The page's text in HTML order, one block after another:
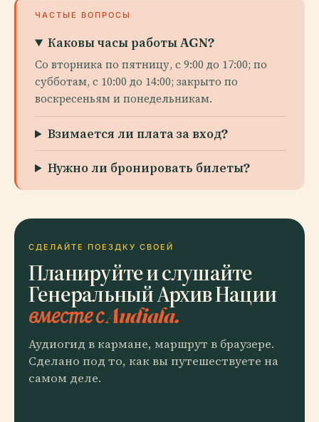
ЧАСТЫЕ ВОПРОСЫ
Каковы часы работы AGN?
Со вторника по пятницу, с 9:00 до 17:00; по
субботам, с 10:00 до 14:00; закрыто по
воскресеньям и понедельникам.
Взимается ли плата за вход?
Нужно ли бронировать билеты?
СДЕЛАЙТЕ ПОЕЗДКУ СВОЕЙ
Планируйте и слушайте
Генеральный Архив Нации
вместе с Audiala.
Аудиогид в кармане, маршрут в браузере.
Сделано под то, как вы путешествуете на
самом деле.